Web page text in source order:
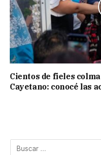
Cientos de fieles
Cayetano: conocé las